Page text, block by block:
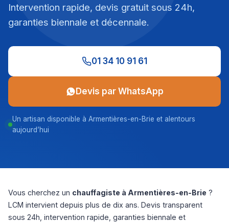
Intervention rapide, devis gratuit sous 24h,
garanties biennale et décennale.
01 34 10 91 61
Devis par WhatsApp
Un artisan disponible à Armentières-en-Brie et alentours
aujourd’hui
Vous cherchez un chauffagiste à Armentières-en-Brie ?
LCM intervient depuis plus de dix ans. Devis transparent
sous 24h, intervention rapide, garanties biennale et